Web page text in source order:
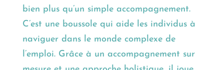
bien plus qu’un simple accompagnement.
C’est une boussole qui aide les individus à
naviguer dans le monde complexe de
l’emploi. Grâce à un accompagnement sur